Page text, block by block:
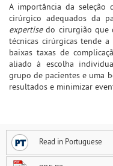
A importância da
cirúrgico adequados da
expertisedo cirurgião que
técnicas cirúrgicas tende
baixas taxas de
aliado à escolha
grupo de pacientes e uma
resultados e minimizar
Read in Portuguese